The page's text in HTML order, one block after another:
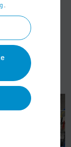
.
und hat das
zum Erfolg
EXPO live:
das Interstuhl-